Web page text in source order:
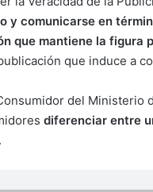
y comunicarse en
que mantiene la figura
que induce a
del Ministerio
diferenciar entre
.